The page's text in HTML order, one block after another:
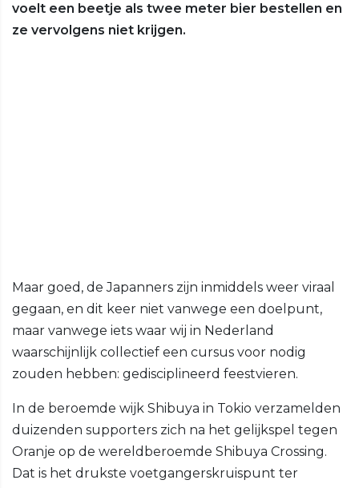
voelt een beetje als twee meter bier bestellen en
ze vervolgens niet krijgen.
Maar goed, de Japanners zijn inmiddels weer viraal
gegaan, en dit keer niet vanwege een doelpunt,
maar vanwege iets waar wij in Nederland
waarschijnlijk collectief een cursus voor nodig
zouden hebben: gedisciplineerd feestvieren.
In de beroemde wijk Shibuya in Tokio verzamelden
duizenden supporters zich na het gelijkspel tegen
Oranje op de wereldberoemde Shibuya Crossing.
Dat is het drukste voetgangerskruispunt ter